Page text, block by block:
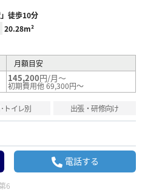
徒歩10分
20.28m²
月額目安
145,200円/月～
初期費用他 69,300円～
トイレ別 出張・研修向け
電話する
6